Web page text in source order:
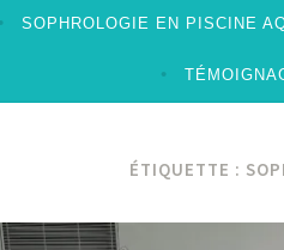
SOPHROLOGIE EN PISCINE
ÉTIQUETTE :